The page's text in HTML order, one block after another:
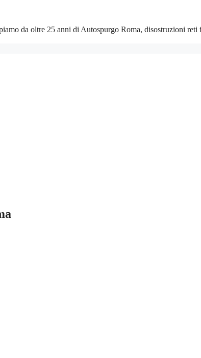
da oltre 25 anni di Autospurgo Roma, disostruzioni